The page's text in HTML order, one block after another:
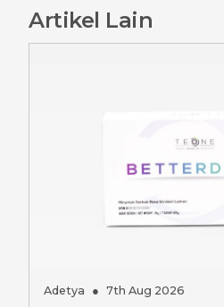
Artikel Lain
Adetya ● 7th Aug 2026